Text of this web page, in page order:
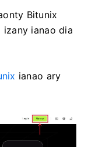
Bitunix
izany ianao dia
ianao ary